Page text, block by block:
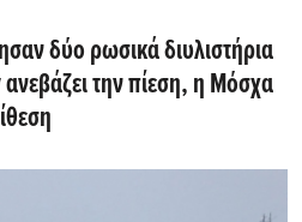
δύο ρωσικά διυλιστήρια
την πίεση, η Μόσχα